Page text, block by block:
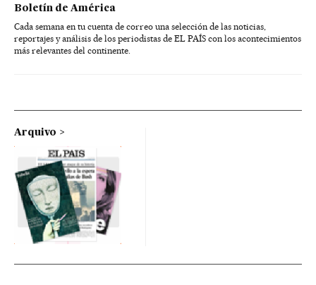
Boletín de América
Cada semana en tu cuenta de correo una selección de las noticias,
reportajes y análisis de los periodistas de EL PAÍS con los acontecimientos
más relevantes del continente.
Arquivo